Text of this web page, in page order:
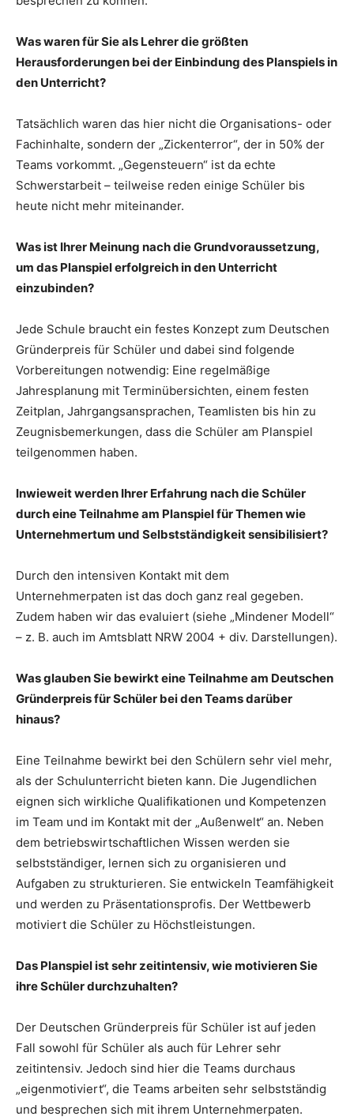
Was waren für Sie als Lehrer die größten
Herausforderungen bei der Einbindung des Planspiels in
den Unterricht?
Tatsächlich waren das hier nicht die Organisations- oder
Fachinhalte, sondern der „Zickenterror“, der in 50% der
Teams vorkommt. „Gegensteuern“ ist da echte
Schwerstarbeit – teilweise reden einige Schüler bis
heute nicht mehr miteinander.
Was ist Ihrer Meinung nach die Grundvoraussetzung,
um das Planspiel erfolgreich in den Unterricht
einzubinden?
Jede Schule braucht ein festes Konzept zum Deutschen
Gründerpreis für Schüler und dabei sind folgende
Vorbereitungen notwendig: Eine regelmäßige
Jahresplanung mit Terminübersichten, einem festen
Zeitplan, Jahrgangsansprachen, Teamlisten bis hin zu
Zeugnisbemerkungen, dass die Schüler am Planspiel
teilgenommen haben.
Inwieweit werden Ihrer Erfahrung nach die Schüler
durch eine Teilnahme am Planspiel für Themen wie
Unternehmertum und Selbstständigkeit sensibilisiert?
Durch den intensiven Kontakt mit dem
Unternehmerpaten ist das doch ganz real gegeben.
Zudem haben wir das evaluiert (siehe „Mindener Modell“
– z. B. auch im Amtsblatt NRW 2004 + div. Darstellungen).
Was glauben Sie bewirkt eine Teilnahme am Deutschen
Gründerpreis für Schüler bei den Teams darüber
hinaus?
Eine Teilnahme bewirkt bei den Schülern sehr viel mehr,
als der Schulunterricht bieten kann. Die Jugendlichen
eignen sich wirkliche Qualifikationen und Kompetenzen
im Team und im Kontakt mit der „Außenwelt“ an. Neben
dem betriebswirtschaftlichen Wissen werden sie
selbstständiger, lernen sich zu organisieren und
Aufgaben zu strukturieren. Sie entwickeln Teamfähigkeit
und werden zu Präsentationsprofis. Der Wettbewerb
motiviert die Schüler zu Höchstleistungen.
Das Planspiel ist sehr zeitintensiv, wie motivieren Sie
ihre Schüler durchzuhalten?
Der Deutschen Gründerpreis für Schüler ist auf jeden
Fall sowohl für Schüler als auch für Lehrer sehr
zeitintensiv. Jedoch sind hier die Teams durchaus
„eigenmotiviert“, die Teams arbeiten sehr selbstständig
und besprechen sich mit ihrem Unternehmerpaten.